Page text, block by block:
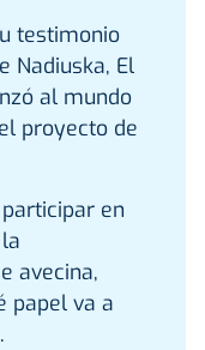
testimonio
Nadiuska, El
al mundo
proyecto de
en
avecina,
papel va a